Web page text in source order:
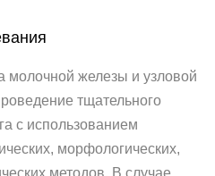
молочной железы и узловой
тщательного
с использованием
морфологических,
методов. В случае